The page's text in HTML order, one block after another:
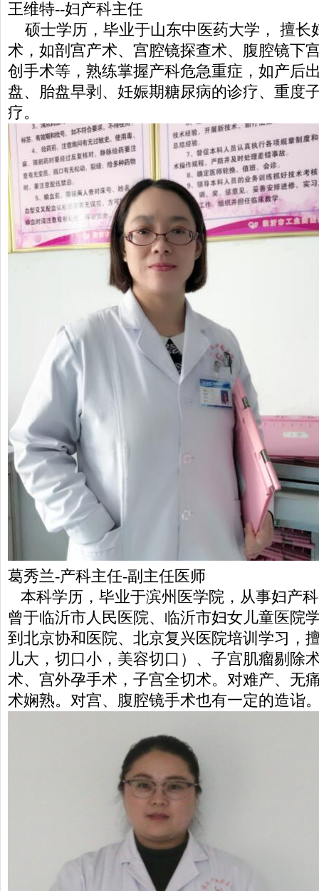
王维特--妇产科主任
硕士学历，毕业于山东中医药大学， 擅长
术，如剖宫产术、宫腔镜探查术、腹腔镜下
创手术等，熟练掌握产科危急重症，如产后
盘、胎盘早剥、妊娠期糖尿病的诊疗、重度
疗。
葛秀兰-产科主任-副主任医师
本科学历，毕业于滨州医学院，从事妇产
曾于临沂市人民医院、临沂市妇女儿童医院
到北京协和医院、北京复兴医院培训学习，
儿大，切口小，美容切口）、子宫肌瘤剔除
术、宫外孕手术，子宫全切术。对难产、无
术娴熟。对宫、腹腔镜手术也有一定的造诣